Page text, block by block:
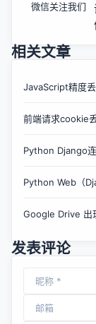
微信关注我们
相关文章
JavaScript精度
前端请求cookie
Python Django
Python Web（
Google Drive 出
发表评论